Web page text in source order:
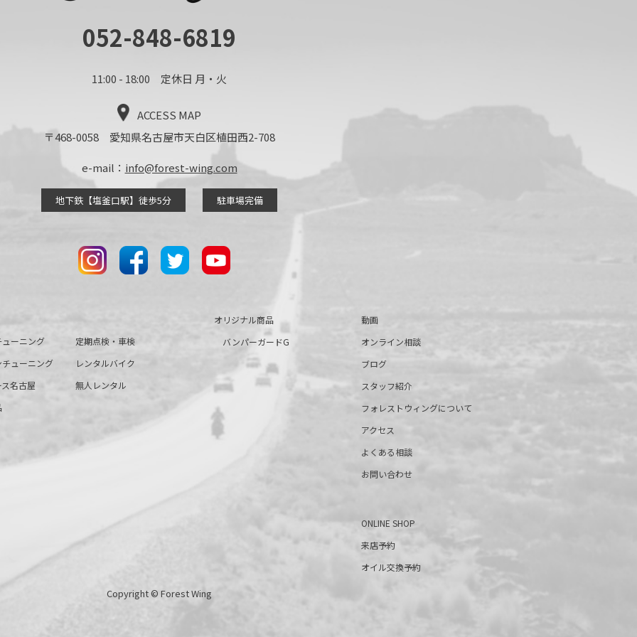
052-848-6819
11:00 - 18:00 定休日 月・火
ACCESS MAP
〒468-0058 愛知県名古屋市天白区植田西2-708
e-mail： info@forest-wing.com
地下鉄【塩釜口駅】徒歩5分 駐車場完備
ーニング
ューニング
名古屋
定期点検・車検
レンタルバイク
無人レンタル
オリジナル商品
バンパーガードG
動画
オンライン相談
ブログ
スタッフ紹介
フォレストウィングについて
アクセス
よくある相談
お問い合わせ
ONLINE SHOP
来店予約
オイル交換予約
Copyright © Forest Wing